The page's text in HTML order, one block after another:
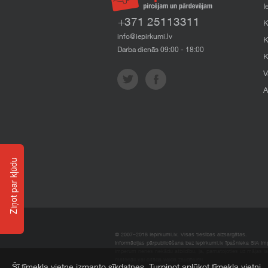
+371 25113311
info@iepirkumi.lv
Darba dienās 09:00 - 18:00
© 2007–2018 Iepirkumi.lv. Visas tiesības aizsargātas.
Informācijas pārpublicēšana bez iepirkumi.lv īpašnieka SIA
Ziņot par kļūdu